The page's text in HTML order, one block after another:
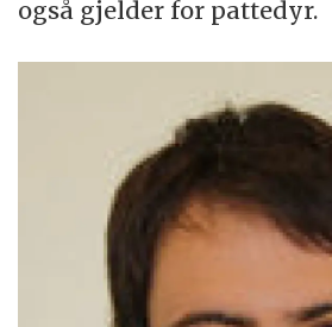
også gjelder for pattedyr.